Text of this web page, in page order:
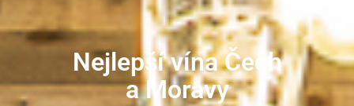
Nejlepší vína Čech
a Moravy